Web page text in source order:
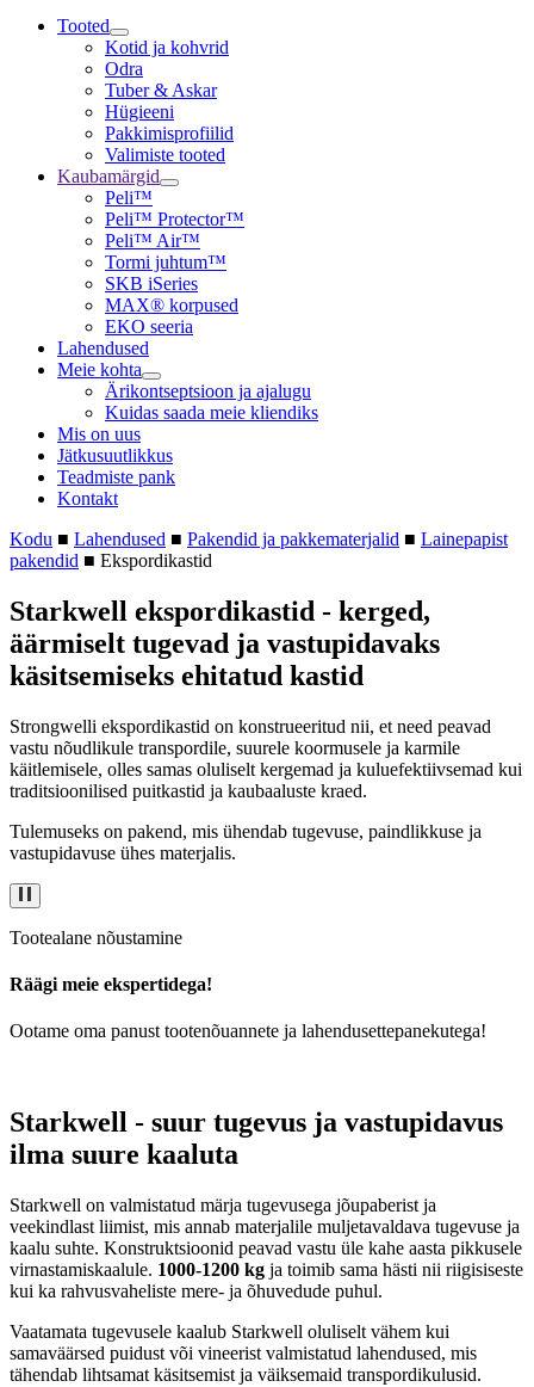
Tooted
Kotid ja kohvrid
Odra
Tuber & Askar
Hügieeni
Pakkimisprofiilid
Valimiste tooted
Kaubamärgid
Peli™
Peli™ Protector™
Peli™ Air™
Tormi juhtum™
SKB iSeries
MAX® korpused
EKO seeria
Lahendused
Meie kohta
Ärikontseptsioon ja ajalugu
Kuidas saada meie kliendiks
Mis on uus
Jätkusuutlikkus
Teadmiste pank
Kontakt
Kodu ■ Lahendused ■ Pakendid ja pakkematerjalid ■ Lainepapist
pakendid ■ Ekspordikastid
Starkwell ekspordikastid - kerged,
äärmiselt tugevad ja vastupidavaks
käsitsemiseks ehitatud kastid
Strongwelli ekspordikastid on konstrueeritud nii, et need peavad
vastu nõudlikule transpordile, suurele koormusele ja karmile
käitlemisele, olles samas oluliselt kergemad ja kuluefektiivsemad kui
traditsioonilised puitkastid ja kaubaaluste kraed.
Tulemuseks on pakend, mis ühendab tugevuse, paindlikkuse ja
vastupidavuse ühes materjalis.
Tootealane nõustamine
Räägi meie ekspertidega!
Ootame oma panust tootenõuannete ja lahendusettepanekutega!
Starkwell - suur tugevus ja vastupidavus
ilma suure kaaluta
Starkwell on valmistatud märja tugevusega jõupaberist ja
veekindlast liimist, mis annab materjalile muljetavaldava tugevuse ja
kaalu suhte. Konstruktsioonid peavad vastu üle kahe aasta pikkusele
virnastamiskaalule. 1000-1200 kg ja toimib sama hästi nii riigisiseste
kui ka rahvusvaheliste mere- ja õhuvedude puhul.
Vaatamata tugevusele kaalub Starkwell oluliselt vähem kui
samaväärsed puidust või vineerist valmistatud lahendused, mis
tähendab lihtsamat käsitsemist ja väiksemaid transpordikulusid.